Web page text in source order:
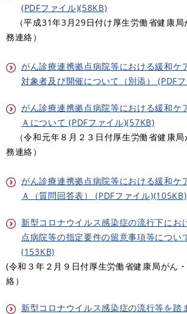
(PDFファイル)(58KB)
（平成31年3月29日付け厚生労働省健康局
務連絡）
がん診療連携拠点病院等における緩和ケ
対象者及び開催について（別添） (PDF
がん診療連携拠点病院等における緩和ケ
Ａについて (PDFファイル)(57KB)
（令和元年８月２３日付厚生労働省健康
務連絡）
がん診療連携拠点病院等における緩和ケ
Ａ（質問回答表） (PDFファイル)(105KB)
新型コロナウイルス感染症の流行下にお
点病院等の指定要件の留意事項等につい
(153KB)
(令和３年２月９日付厚生労働省健康局がん
絡）
新型コロナウイルス感染症の流行等を踏